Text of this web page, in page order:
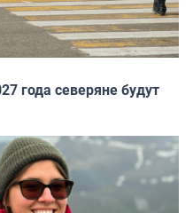
года северяне будут